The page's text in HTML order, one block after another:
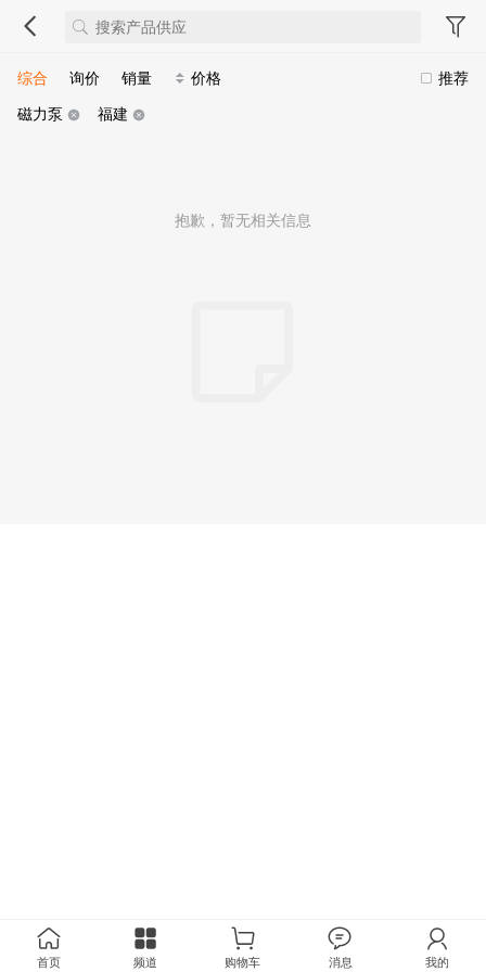
推荐
综合 询价 销量
价格
磁力泵
福建
抱歉，暂无相关信息
首页 频道 购物车 消息 我的